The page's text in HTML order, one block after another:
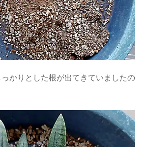
かりとした根が出てきていましたの